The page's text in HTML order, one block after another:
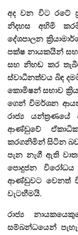
අද වන විට රටේ
නිදහස අහිමි
දේශපාලන
පක්ෂ නායකයින් සහ
සහ නිහඬ කර
ස්වාධීනත්වය බිඳ
කොමිෂන් සභාව
ගෙන් විමර්ශන
රාජ්‍ය
ආණ්ඩුවේ
කරගනිමින් සිටින බව
පැන නැගී ඇති
පොදුජන
ආණ්ඩුවට වෙනත්
වැටහීමයි.
රාජ්‍ය
සම්බන්ධයෙන්